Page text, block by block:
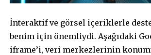
İnteraktif ve görsel içeriklerle
benim için önemliydi. Aşağıdaki
iframe’i, veri merkezlerinin